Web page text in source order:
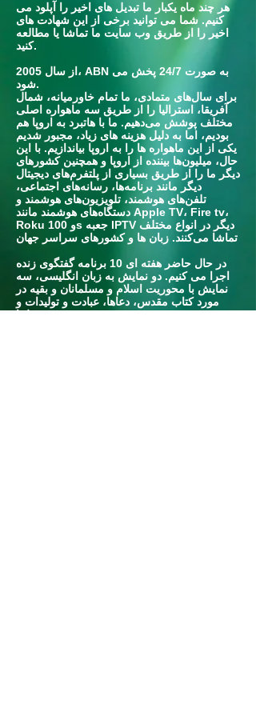
هر چند ماه یکبار ما تبدیل های اخیر را آپلود می
کنیم. شما می توانید برخی از این شهادت های
اخیر را از طریق وب سایت ما تماشا یا مطالعه
کنید.
از سال 2005، ABN به صورت 24/7 پخش می
شود.
برای سال‌های متمادی، ما تمام خاورمیانه، شمال
آفریقا، استرالیا را از طریق سه ماهواره اصلی
مختلف پوشش می‌دهیم. ما با هاتبرد به اروپا هم
بودیم، اما به دلیل هزینه های زیاد، مجبور شدیم
یکی از این ماهواره ها را به اروپا بیاندازیم. با این
حال، میلیون‌ها بیننده از اروپا و همچنین کشورهای
دیگر ما را از طریق بسیاری از پلتفرم‌های دیجیتال
دیگر مانند برنامه‌ها، رسانه‌های اجتماعی،
تلفن‌های هوشمند، تلویزیون‌های هوشمند و
دستگاه‌های هوشمند مانند Apple TV، Fire tv،
Roku و 100s جعبه IPTV دیگر در انواع مختلف
تماشا می‌کنند. زبان ها و کشورهای سراسر جهان
در حال حاضر هفته ای 10 برنامه گفتگوی زنده
اجرا می کنیم. دو نمایش به زبان انگلیسی، سه
نمایش با محوریت اسلام و مسلمانان و بقیه در
مورد کتاب مقدس، دعاها، عبادت و تولیدات و
ضبط‌ها.